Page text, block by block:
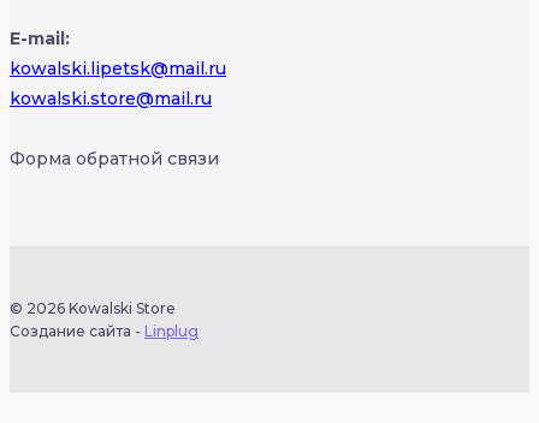
E-mail:
kowalski.lipetsk@mail.ru
kowalski.store@mail.ru
Форма обратной связи
© 2026 Kowalski Store
Создание сайта - Linplug